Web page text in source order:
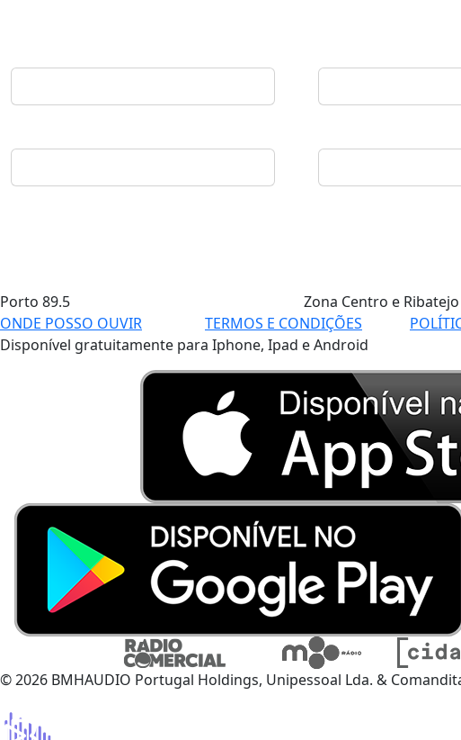
Porto 89.5 Zona Centro e Ribatejo
ONDE POSSO OUVIR
TERMOS E CONDIÇÕES
Disponível gratuitamente para Iphone, Ipad e Android
© 2026 BMHAUDIO Portugal Holdings, Unipessoal Lda. &